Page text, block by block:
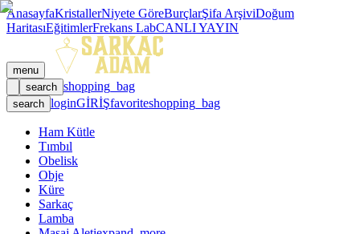
AnasayfaKristallerNiyete GöreBurçlarŞifa ArşiviDoğum
HaritasıEğitimlerFrekans LabCANLI YAYIN
menu
search shopping_bag
search loginGİRİŞfavoriteshopping_bag
Ham Kütle
Tımbıl
Obelisk
Obje
Küre
Sarkaç
Lamba